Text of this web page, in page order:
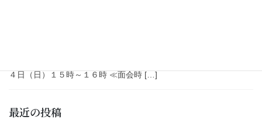
４日（日）１５時～１６時 ≪面会時 […]
最近の投稿